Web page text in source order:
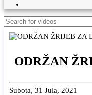
ODRŽAN
Subota, 31 Jula, 2021